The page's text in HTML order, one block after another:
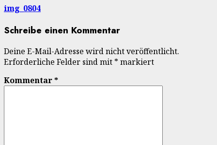
img_0804
Schreibe einen Kommentar
Deine E-Mail-Adresse wird nicht veröffentlicht.
Erforderliche Felder sind mit * markiert
Kommentar*